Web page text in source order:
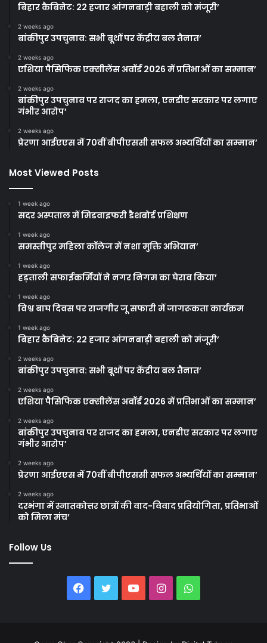
बिहार कैबिनेट: 22 हजार आंगनबाड़ी बहाली को मंजूरी’
2 weeks ago
बांकीपुर उपचुनाव: सभी बूथों पर केंद्रीय बल तैनात’
2 weeks ago
एशिया पैसिफिक एक्सीलेंस अवॉर्ड 2026 में प्रतिभाओं का सम्मान’
2 weeks ago
बांकीपुर उपचुनाव पर राजद का हमला, एनडीए सरकार पर लगाए
गंभीर आरोप’
2 weeks ago
प्रेरणा आईएएस में 70वीं बीपीएससी सफल अभ्यर्थियों का सम्मान’
Most Viewed Posts
1 week ago
सदर अस्पताल में मिडवाइफरी डैशबोर्ड प्रशिक्षण
1 week ago
समस्तीपुर महिला कॉलेज में नशा मुक्ति अभियान’
1 week ago
हड़ताली सफाईकर्मियों ने नगर निगम का घेराव किया’
1 week ago
विश्व बाघ दिवस पर राजगीर जू सफारी में जागरूकता कार्यक्रम
1 week ago
बिहार कैबिनेट: 22 हजार आंगनबाड़ी बहाली को मंजूरी’
2 weeks ago
बांकीपुर उपचुनाव: सभी बूथों पर केंद्रीय बल तैनात’
2 weeks ago
एशिया पैसिफिक एक्सीलेंस अवॉर्ड 2026 में प्रतिभाओं का सम्मान’
2 weeks ago
बांकीपुर उपचुनाव पर राजद का हमला, एनडीए सरकार पर लगाए
गंभीर आरोप’
2 weeks ago
प्रेरणा आईएएस में 70वीं बीपीएससी सफल अभ्यर्थियों का सम्मान’
2 weeks ago
दरभंगा में स्नातकोत्तर छात्रों की वाद-विवाद प्रतियोगिता, प्रतिभाओं
को मिला मंच’
Follow Us
Facebook
TwitterYouTubeInstagramWhatsApp